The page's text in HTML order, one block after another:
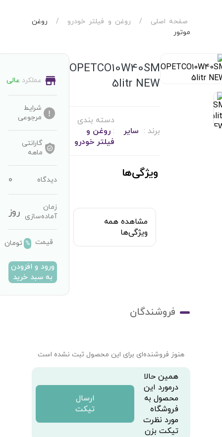
صفحه اصلی / روغن‌ و فیلتر خودرو /
روغن
موتور
OPETCO10W40SM
5litr NEW
برند : سایر
دسته بندی
روغن‌ و
فیلتر خودرو
ویژگی‌ها
مشاهده همه
ویژگی‌ها
عملکرد عالی
شرایط
مرجوعی
گارانتی
ماهه
دیدگاه
زمان
آماده‌سازی
روز
قیمت % تومان
ورود و افزودن
به سبد خرید
فروشندگان
هنوز فروشنده‌ای برای این محصول ثبت نشده است
همین حالا
درمورد این
محصول به
فروشگاه
مورد نظرت
تیکت بزن
ارسال
تیکت